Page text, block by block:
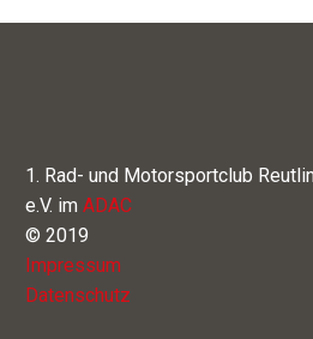
1. Rad- und Motorsportclub
e.V. im ADAC
© 2019
Impressum
Datenschutz